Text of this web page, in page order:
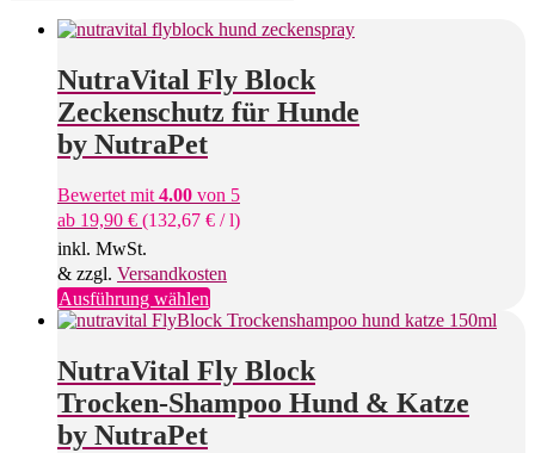
NutraVital Fly Block
Zeckenschutz für Hunde
by NutraPet
Bewertet mit 4.00 von 5
ab 19,90 € (132,67 € /l)
inkl. MwSt.
& zzgl. Versandkosten
Ausführung wählenDieses
Produkt
mehrere
Varianten
auf.
NutraVital Fly Block
Trocken-Shampoo Hund & Katze
by NutraPet